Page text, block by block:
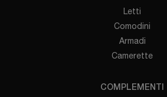
Letti
Comodini
Armadi
Camerette
COMPLEMENTI